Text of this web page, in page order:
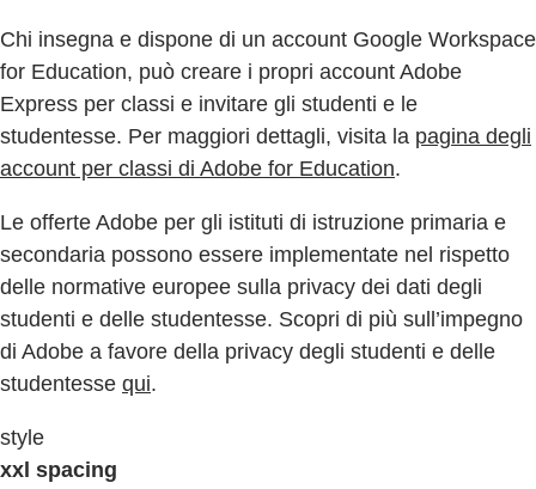
Chi insegna e dispone di un account Google Workspace
for Education, può creare i propri account Adobe
Express per classi e invitare gli studenti e le
studentesse. Per maggiori dettagli, visita la pagina degli
account per classi di Adobe for Education.
Le offerte Adobe per gli istituti di istruzione primaria e
secondaria possono essere implementate nel rispetto
delle normative europee sulla privacy dei dati degli
studenti e delle studentesse. Scopri di più sull’impegno
di Adobe a favore della privacy degli studenti e delle
studentesse qui.
style
xxl spacing